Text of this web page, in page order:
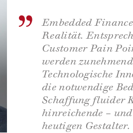
Embedded
Realität.
Customer Pain
werden
Technologische
die notwendige
Schaffung fluider
hinreichende –
heutigen Gestalter.